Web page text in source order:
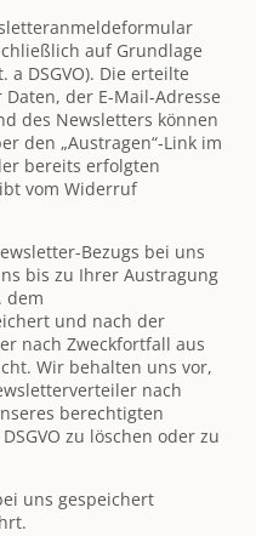
auf Grundlage
DSGVO). Die erteilte
der E-Mail-Adresse
des Newsletters können
den „Austragen“-Link im
bereits erfolgten
vom Widerruf
Bezugs bei uns
bis zu Ihrer Austragung
dem
und nach der
nach Zweckfortfall aus
Wir behalten uns vor,
nach
berechtigten
zu löschen oder zu
uns gespeichert